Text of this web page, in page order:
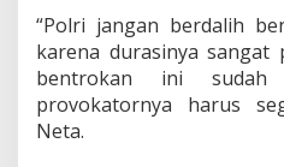
g
k
p
“Polri jangan berdalih
karena durasinya sangat
bentrokan ini sudah
provokatornya harus
Neta.